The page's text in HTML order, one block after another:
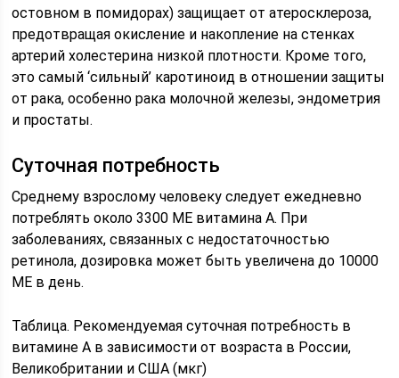
остовном в помидорах) защищает от атеросклероза,
предотвращая окисление и накопление на стенках
артерий холестерина низкой плотности. Кроме того,
это самый ‘сильный’ каротиноид в отношении защиты
от рака, особенно рака молочной железы, эндометрия
и простаты.
Суточная потребность
Среднему взрослому человеку следует ежедневно
потреблять около 3300 МЕ витамина А. При
заболеваниях, связанных с недостаточностью
ретинола, дозировка может быть увеличена до 10000
МЕ в день.
Таблица. Рекомендуемая суточная потребность в
витамине А в зависимости от возраста в России,
Великобритании и США (мкг)